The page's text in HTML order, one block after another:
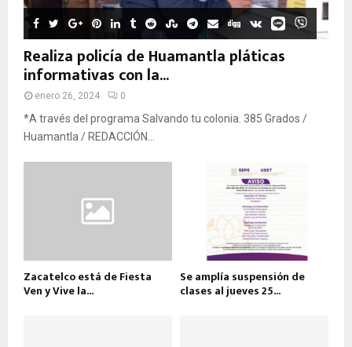
Realiza policía de Huamantla pláticas
informativas con la...
enero 26, 2024 0
*A través del programa Salvando tu colonia. 385 Grados /
Huamantla / REDACCIÓN...
Zacatelco está de Fiesta
Ven y Vive la...
Se amplía suspensión de
clases al jueves 25...